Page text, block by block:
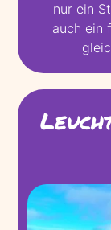
nur ein
auch ein